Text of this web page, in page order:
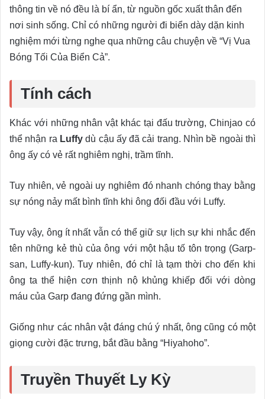
thông tin về nó đều là bí ẩn, từ nguồn gốc xuất thân đến
nơi sinh sống. Chỉ có những người đi biển dày dặn kinh
nghiệm mới từng nghe qua những câu chuyện về “Vị Vua
Bóng Tối Của Biển Cả”.
Tính cách
Khác với những nhân vật khác tại đấu trường, Chinjao có
thể nhận ra Luffydù cậu ấy đã cải trang. Nhìn bề ngoài thì
ông ấy có vẻ rất nghiêm nghị, trầm tĩnh.
Tuy nhiên, vẻ ngoài uy nghiêm đó nhanh chóng thay bằng
sự nóng nảy mất bình tĩnh khi ông đối đầu với Luffy.
Tuy vậy, ông ít nhất vẫn có thể giữ sự lịch sự khi nhắc đến
tên những kẻ thù của ông với một hậu tố tôn trọng (Garp-
san, Luffy-kun). Tuy nhiên, đó chỉ là tạm thời cho đến khi
ông ta thể hiện cơn thịnh nộ khủng khiếp đối với dòng
máu của Garp đang đứng gần mình.
Giống như các nhân vật đáng chú ý nhất, ông cũng có một
giọng cười đặc trưng, bắt đầu bằng “Hiyahoho”.
Truyền Thuyết Ly Kỳ